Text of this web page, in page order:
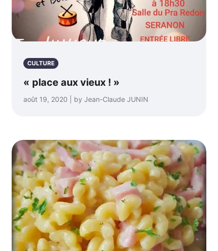
CULTURE
« place aux vieux ! »
août 19, 2020 | by Jean-Claude JUNIN